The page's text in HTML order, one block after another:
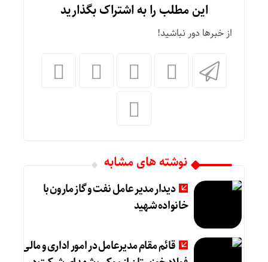
این مطلب را به اشتراک بگذارید
از خبرها دور نباشید!
نوشته های مشابه
دیدار مدیر عامل نفت و گاز مارون با
خانواده شهید
قائم مقام مدیرعامل در امور اداری و مالی